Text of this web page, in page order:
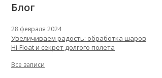
Блог
28 февраля 2024
Увеличиваем радость: обработка шаров
Hi-Float и секрет долгого полета
Все записи